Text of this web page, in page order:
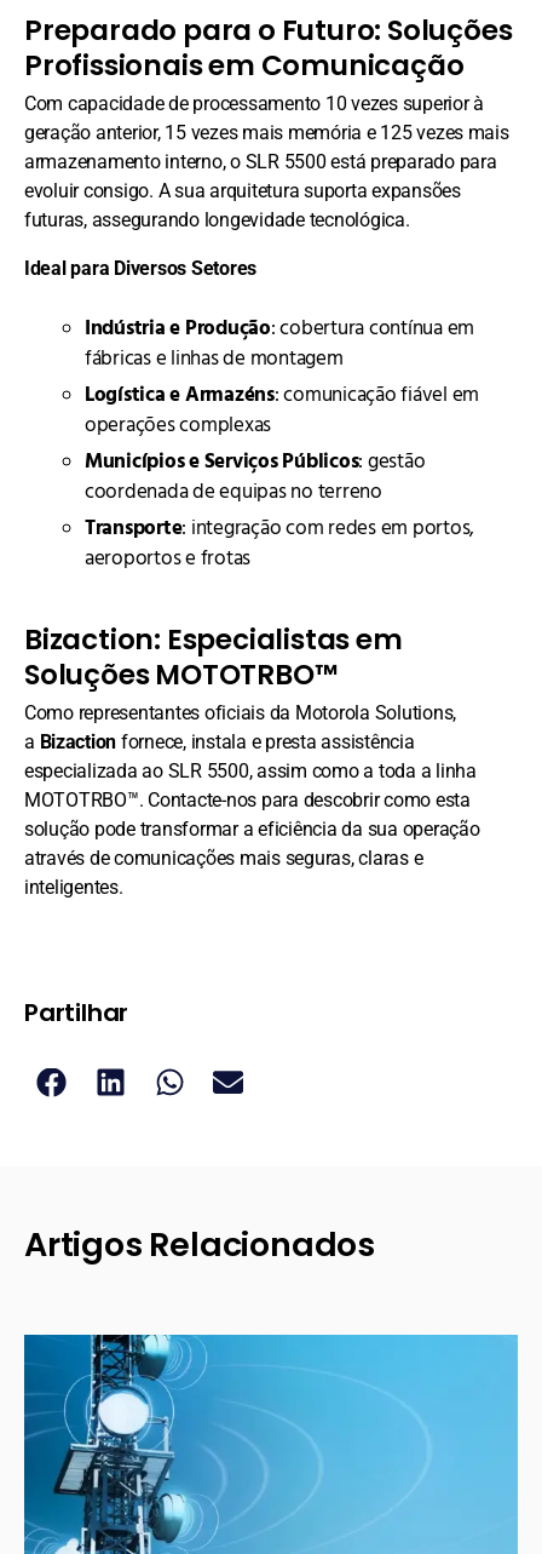
Preparado para o Futuro: Soluções
Profissionais em Comunicação
Com capacidade de processamento 10 vezes superior à
geração anterior, 15 vezes mais memória e 125 vezes mais
armazenamento interno, o SLR 5500 está preparado para
evoluir consigo. A sua arquitetura suporta expansões
futuras, assegurando longevidade tecnológica.
Ideal para Diversos Setores
Indústria e Produção: cobertura contínua em
fábricas e linhas de montagem
Logística e Armazéns: comunicação fiável em
operações complexas
Municípios e Serviços Públicos: gestão
coordenada de equipas no terreno
Transporte: integração com redes em portos,
aeroportos e frotas
Bizaction: Especialistas em
Soluções MOTOTRBO™
Como representantes oficiais da Motorola Solutions,
a Bizaction fornece, instala e presta assistência
especializada ao SLR 5500, assim como a toda a linha
MOTOTRBO™. Contacte-nos para descobrir como esta
solução pode transformar a eficiência da sua operação
através de comunicações mais seguras, claras e
inteligentes.
Partilhar
Artigos Relacionados